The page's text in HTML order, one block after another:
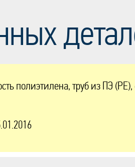
полиэтилена, труб из ПЭ